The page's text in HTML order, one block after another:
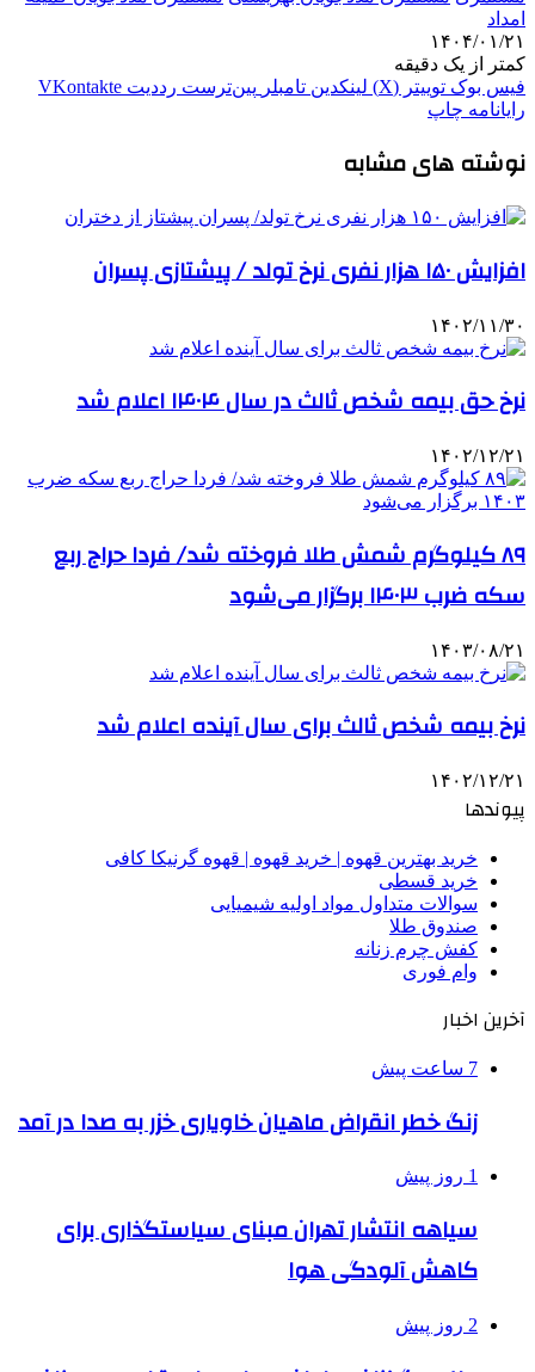
امداد
۱۴۰۴/۰۱/۲۱
کمتر از یک دقیقه
فیس بوک توییتر (X) لینکدین ‫تامبلر ‫پین‌ترست ‫رددیت ‫VKontakte
رایانامه چاپ
نوشته های مشابه
افزایش ۱۵۰ هزار نفری نرخ تولد / پیشتازی پسران
۱۴۰۲/۱۱/۳۰
نرخ حق بیمه شخص ثالث در سال ۱۴۰۴ اعلام شد
۱۴۰۲/۱۲/۲۱
۸۹ کیلوگرم شمش طلا فروخته شد/ فردا حراج ربع
سکه ضرب ۱۴۰۳ برگزار می‌شود
۱۴۰۳/۰۸/۲۱
نرخ بیمه شخص ثالث برای سال آینده اعلام شد
۱۴۰۲/۱۲/۲۱
پیوندها
خرید بهترین قهوه | خرید قهوه | قهوه گرنیکا کافی
خرید قسطی
سوالات متداول مواد اولیه شیمیایی
صندوق طلا
کفش چرم زنانه
وام فوری
آخرین اخبار
7 ساعت پیش
زنگ خطر انقراض ماهیان خاویاری خزر به صدا در آمد
1 روز پیش
سیاهه انتشار تهران مبنای سیاستگذاری برای
کاهش آلودگی هوا
2 روز پیش